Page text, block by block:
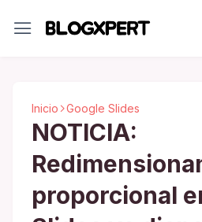
Inicio Google Slides
NOTICIA:
proporcional